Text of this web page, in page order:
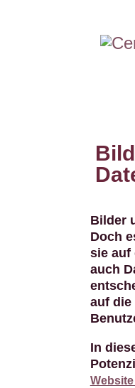
Bilder
Doch
sie auf
auch
auf die
In